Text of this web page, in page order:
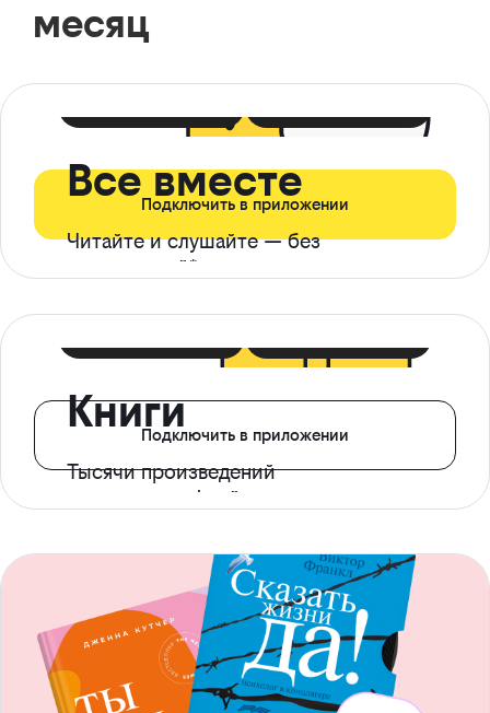
месяц
Все вместе
Читайте и слушайте — без
ограничений*
Подключить в приложении
Книги
Тысячи произведений
с доступом офлайн
Подключить в приложении